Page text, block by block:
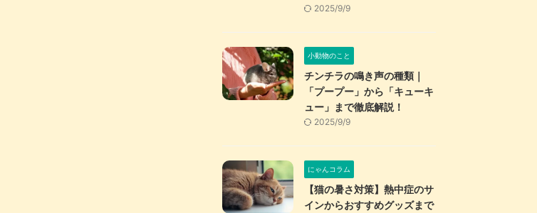
2025/9/9
小動物のこと
チンチラの鳴き声の種類｜
「プープー」から「キューキ
ュー」まで徹底解説！
2025/9/9
にゃんコラム
【猫の暑さ対策】熱中症のサ
インからおすすめグッズまで